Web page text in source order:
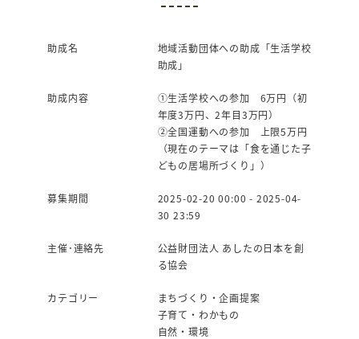
o
k
助成名
地域活動団体への助成「生活学校
助成」
助成内容
①生活学校への参加 6万円（初
年度3万円、2年目3万円）
②全国運動への参加 上限5万円
（現在のテーマは「食を通じた子
どもの居場所づくり」）
募集期間
2025-02-20 00:00 - 2025-04-
30 23:59
主催･連絡先
公益財団法人 あしたの日本を創
る協会
カテゴリー
まちづくり・企画提案
子育て・わかもの
自然・環境